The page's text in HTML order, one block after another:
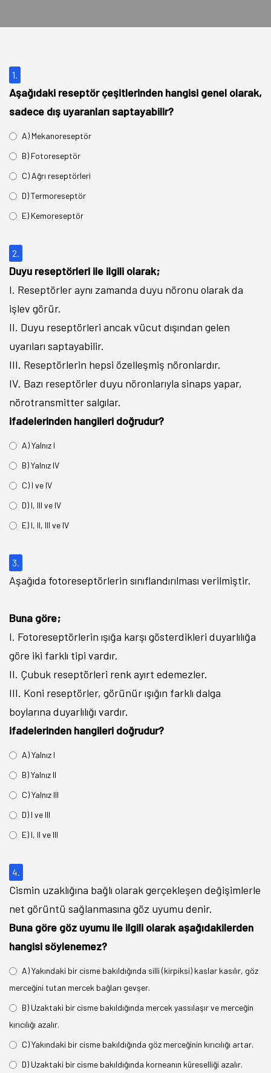
1.
Aşağıdaki reseptör çeşitlerinden hangisi genel olarak,
sadece dış uyaranları saptayabilir?
A) Mekanoreseptör
B) Fotoreseptör
C) Ağrı reseptörleri
D) Termoreseptör
E) Kemoreseptör
2.
Duyu reseptörleri ile ilgili olarak;
I. Reseptörler aynı zamanda duyu nöronu olarak da
işlev görür.
II. Duyu reseptörleri ancak vücut dışından gelen
uyarıları saptayabilir.
III. Reseptörlerin hepsi özelleşmiş nöronlardır.
IV. Bazı reseptörler duyu nöronlarıyla sinaps yapar,
nörotransmitter salgılar.
ifadelerinden hangileri doğrudur?
A) Yalnız I
B) Yalnız IV
C) I ve IV
D) I, III ve IV
E) I, II, III ve IV
3.
Aşağıda fotoreseptörlerin sınıflandırılması verilmiştir.
Buna göre;
I. Fotoreseptörlerin ışığa karşı gösterdikleri duyarlılığa
göre iki farklı tipi vardır.
II. Çubuk reseptörleri renk ayırt edemezler.
III. Koni reseptörler, görünür ışığın farklı dalga
boylarına duyarlılığı vardır.
ifadelerinden hangileri doğrudur?
A) Yalnız I
B) Yalnız II
C) Yalnız III
D) I ve III
E) I, II ve III
4.
Cismin uzaklığına bağlı olarak gerçekleşen değişimlerle
net görüntü sağlanmasına göz uyumu denir.
Buna göre göz uyumu ile ilgili olarak aşağıdakilerden
hangisi söylenemez?
A) Yakındaki bir cisme bakıldığında silli (kirpiksi) kaslar kasılır, göz
merceğini tutan mercek bağları gevşer.
B) Uzaktaki bir cisme bakıldığında mercek yassılaşır ve merceğin
kırıcılığı azalır.
C) Yakındaki bir cisme bakıldığında göz merceğinin kırıcılığı artar.
D) Uzaktaki bir cisme bakıldığında korneanın küreselliği azalır.